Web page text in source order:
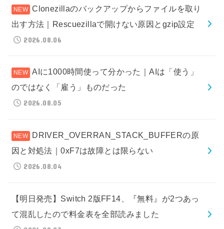
Clonezillaのバックアップからファイルを取り
出す方法｜Rescuezillaで開けない原因とgzip設定
2026.08.06
AIに1000時間使って分かった｜AIは「使う」
のではなく「雇う」ものだった
2026.08.05
DRIVER_OVERRAN_STACK_BUFFERの原
因と対処法｜0xF7は故障とは限らない
2026.08.04
【明日発売】Switch 2版FF14、『無料』が2つあっ
て混乱したので料金表を全部読みました